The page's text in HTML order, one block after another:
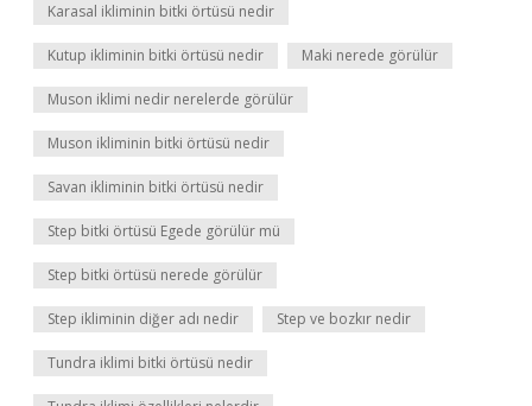
Karasal ikliminin bitki örtüsü nedir
Kutup ikliminin bitki örtüsü nedir Maki nerede görülür
Muson iklimi nedir nerelerde görülür
Muson ikliminin bitki örtüsü nedir
Savan ikliminin bitki örtüsü nedir
Step bitki örtüsü Egede görülür mü
Step bitki örtüsü nerede görülür
Step ikliminin diğer adı nedir Step ve bozkır nedir
Tundra iklimi bitki örtüsü nedir